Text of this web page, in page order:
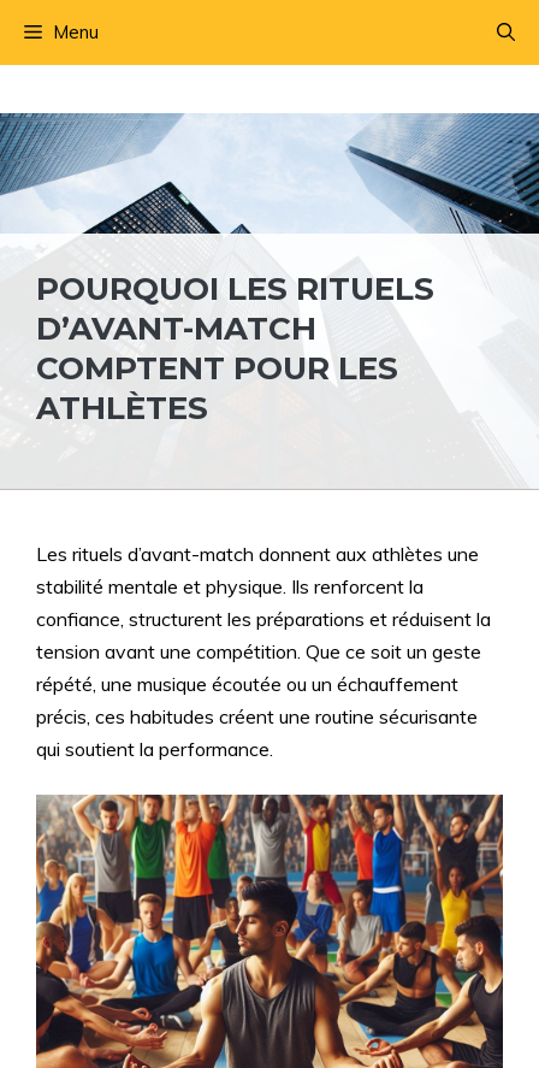
Menu
POURQUOI LES RITUELS
D’AVANT-MATCH
COMPTENT POUR LES
ATHLÈTES
Les rituels d’avant-match donnent aux athlètes une
stabilité mentale et physique. Ils renforcent la
confiance, structurent les préparations et réduisent la
tension avant une compétition. Que ce soit un geste
répété, une musique écoutée ou un échauffement
précis, ces habitudes créent une routine sécurisante
qui soutient la performance.